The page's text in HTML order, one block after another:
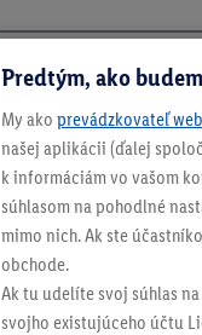
Predtým, ako
My ako prevádzkovateľ
našej aplikácii (ďalej
k informáciám vo vašom
súhlasom na pohodlné
mimo nich. Ak ste
obchode.
Ak tu udelíte svoj súhlas
svojho existujúceho účtu